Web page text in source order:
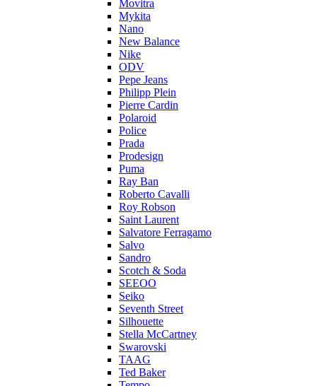
Movitra
Mykita
Nano
New Balance
Nike
ODV
Pepe Jeans
Philipp Plein
Pierre Cardin
Polaroid
Police
Prada
Prodesign
Puma
Ray Ban
Roberto Cavalli
Roy Robson
Saint Laurent
Salvatore Ferragamo
Salvo
Sandro
Scotch & Soda
SEEOO
Seiko
Seventh Street
Silhouette
Stella McCartney
Swarovski
TAAG
Ted Baker